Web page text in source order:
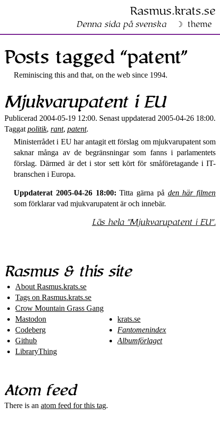
Rasmus​.krats​.se
Denna sida på svenska theme
Posts tagged “patent”
Reminiscing this and that, on the web since 1994.
Mjukvaru­patent i EU
Publicerad 2004-05-19 12:00. Senast uppdaterad 2005-04-26 18:00.
Taggat politik, rant, patent.
Ministerrådet i EU har antagit ett förslag om mjukvarupatent som
saknar många av de begränsningar som fanns i parlamentets
förslag. Därmed är det i stor sett kört för småföretagande i IT-
branschen i Europa.
Uppdaterat 2005-04-26 18:00: Titta gärna på den här filmen
som förklarar vad mjukvarupatent är och innebär.
Läs hela Mjukvaru­patent i EU .
Rasmus & this site
About Rasmus​.krats​.se
Tags on Rasmus​.krats​.se
Crow Mountain Grass Gang
Mastodon
Codeberg
Github
LibraryThing
krats.se
Fantomenindex
Albumförlaget
Atom feed
There is an atom feed for this tag.